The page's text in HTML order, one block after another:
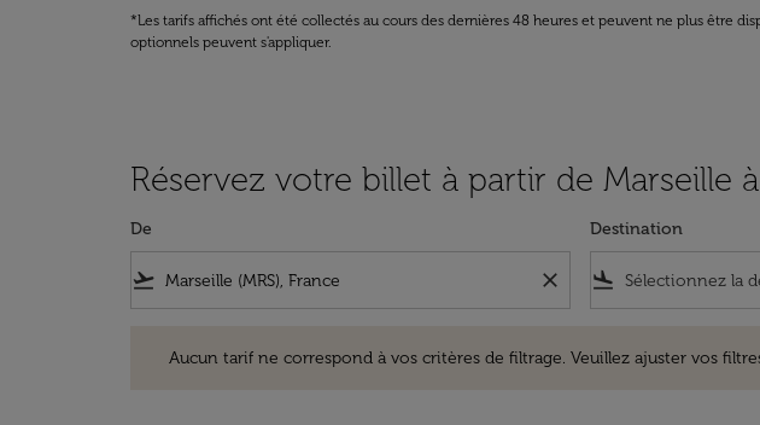
*Les tarifs affichés ont été collectés au cours des dernières 48 heures et peuvent ne plus être
optionnels peuvent s'appliquer.
Réservez votre billet à partir de Marseille
De
flight_takeoff close
Destination
flight_land
Aucun tarif ne correspond à vos critères de filtrage. Veuillez ajuster vos